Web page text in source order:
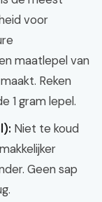
voor
maatlepel van
Reken
1 gram lepel.
Niet te koud
Geen sap